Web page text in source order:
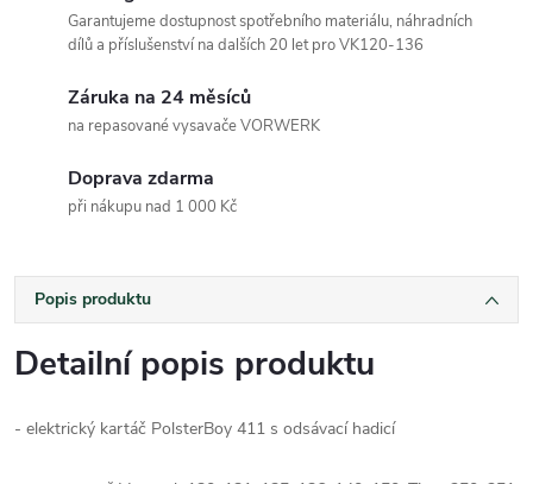
Garantujeme dostupnost spotřebního materiálu, náhradních
dílů a příslušenství na dalších 20 let pro VK120-136
Záruka na 24 měsíců
na repasované vysavače VORWERK
Doprava zdarma
při nákupu nad 1 000 Kč
Popis produktu
Detailní popis produktu
- elektrický kartáč PolsterBoy 411 s odsávací hadicí